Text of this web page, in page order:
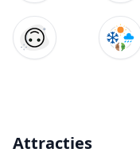
Attracties